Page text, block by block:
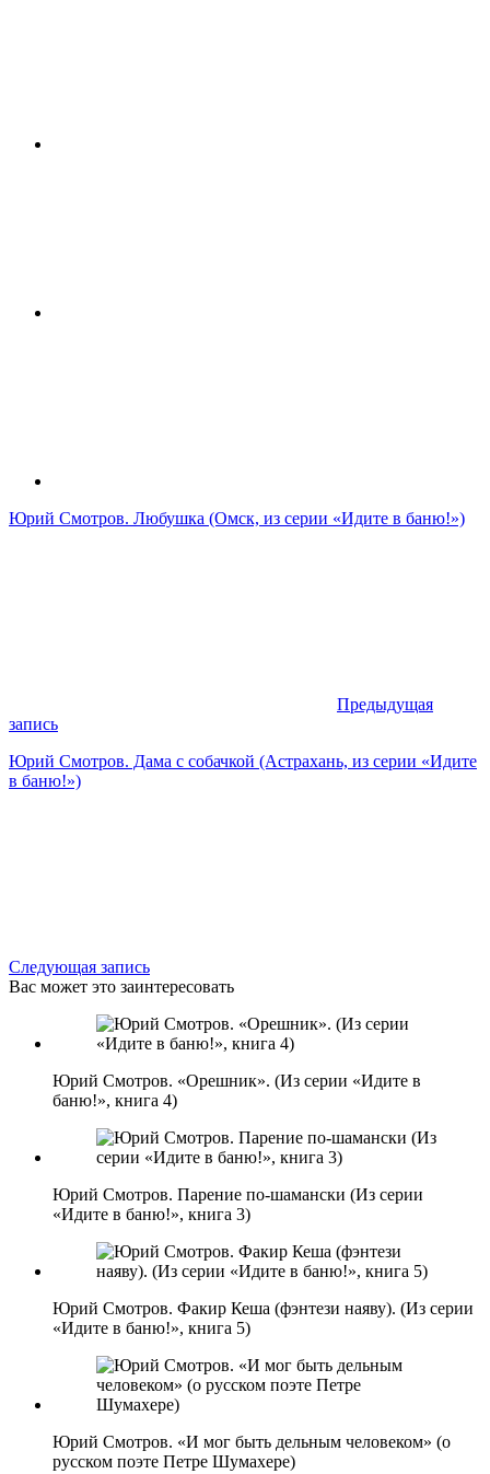
Юрий Смотров. Любушка (Омск, из серии «Идите в баню!»)
Предыдущая
запись
Юрий Смотров. Дама с собачкой (Астрахань, из серии «Идите
в баню!»)
Следующая запись
Вас может это заинтересовать
Юрий Смотров. «Орешник». (Из серии «Идите в
баню!», книга 4)
Юрий Смотров. Парение по-шамански (Из серии
«Идите в баню!», книга 3)
Юрий Смотров. Факир Кеша (фэнтези наяву). (Из серии
«Идите в баню!», книга 5)
Юрий Смотров. «И мог быть дельным человеком» (о
русском поэте Петре Шумахере)